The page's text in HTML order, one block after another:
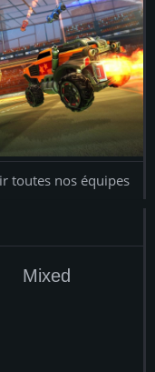
toutes nos équipes
Mixed